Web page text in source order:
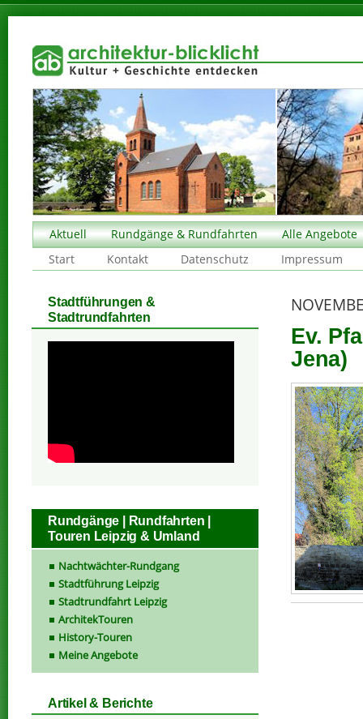
Aktuell Rundgänge & Rundfahrten
Alle Angebote
Start
Kontakt Datenschutz Impressum
Ev.
Jena)
Stadtführungen &
Stadtrundfahrten
Rundgänge | Rundfahrten |
Touren Leipzig & Umland
Nachtwächter-Rundgang
Stadtführung Leipzig
Stadtrundfahrt Leipzig
ArchitekTouren
History-Touren
Meine Angebote
Artikel & Berichte